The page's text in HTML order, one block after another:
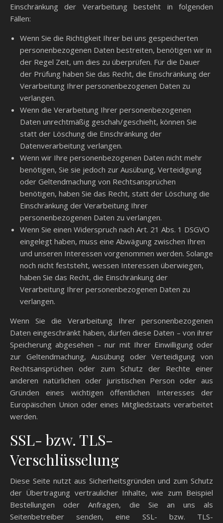
Einschränkung der Verarbeitung besteht in folgenden
Fällen:
Wenn Sie die Richtigkeit Ihrer bei uns gespeicherten
personenbezogenen Daten bestreiten, benötigen wir in
der Regel Zeit, um dies zu überprüfen. Für die Dauer
der Prüfung haben Sie das Recht, die Einschränkung der
Verarbeitung Ihrer personenbezogenen Daten zu
verlangen.
Wenn die Verarbeitung Ihrer personenbezogenen
Daten unrechtmäßig geschah/geschieht, können Sie
statt der Löschung die Einschränkung der
Datenverarbeitung verlangen.
Wenn wir Ihre personenbezogenen Daten nicht mehr
benötigen, Sie sie jedoch zur Ausübung, Verteidigung
oder Geltendmachung von Rechtsansprüchen
benötigen, haben Sie das Recht, statt der Löschung die
Einschränkung der Verarbeitung Ihrer
personenbezogenen Daten zu verlangen.
Wenn Sie einen Widerspruch nach Art. 21 Abs. 1 DSGVO
eingelegt haben, muss eine Abwägung zwischen Ihren
und unseren Interessen vorgenommen werden. Solange
noch nicht feststeht, wessen Interessen überwiegen,
haben Sie das Recht, die Einschränkung der
Verarbeitung Ihrer personenbezogenen Daten zu
verlangen.
Wenn Sie die Verarbeitung Ihrer personenbezogenen
Daten eingeschränkt haben, dürfen diese Daten – von ihrer
Speicherung abgesehen – nur mit Ihrer Einwilligung oder
zur Geltendmachung, Ausübung oder Verteidigung von
Rechtsansprüchen oder zum Schutz der Rechte einer
anderen natürlichen oder juristischen Person oder aus
Gründen eines wichtigen öffentlichen Interesses der
Europäischen Union oder eines Mitgliedstaats verarbeitet
werden.
SSL- bzw. TLS-
Verschlüsselung
Diese Seite nutzt aus Sicherheitsgründen und zum Schutz
der Übertragung vertraulicher Inhalte, wie zum Beispiel
Bestellungen oder Anfragen, die Sie an uns als
Seitenbetreiber senden, eine SSL- bzw. TLS-